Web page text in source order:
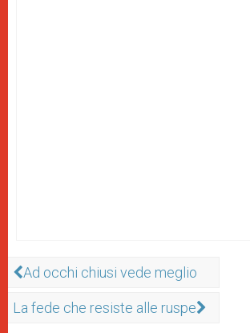
Ad occhi chiusi vede meglio
La fede che resiste alle ruspe